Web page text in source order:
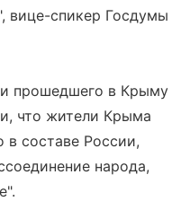
вице-спикер Госдумы
прошедшего в Крыму
что жители Крыма
в составе России,
народа,